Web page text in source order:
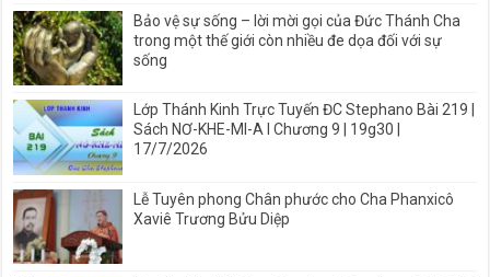
Bảo vệ sự sống – lời mời gọi của Đức Thánh Cha
trong một thế giới còn nhiều đe dọa đối với sự
sống
Lớp Thánh Kinh Trực Tuyến ĐC Stephano Bài 219 |
Sách NƠ-KHE-MI-A I Chương 9 | 19g30 |
17/7/2026
Lễ Tuyên phong Chân phước cho Cha Phanxicô
Xaviê Trương Bửu Diệp